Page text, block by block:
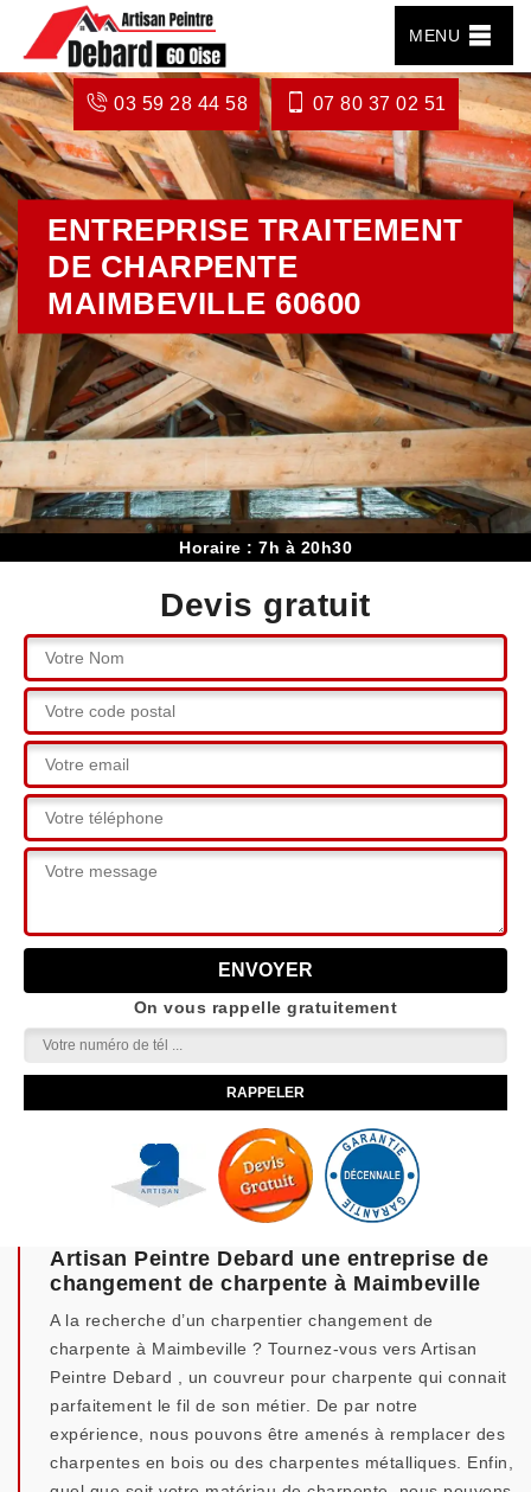
MENU
03 59 28 44 58 07 80 37 02 51
ENTREPRISE TRAITEMENT
DE CHARPENTE
MAIMBEVILLE 60600
Horaire : 7h à 20h30
Devis gratuit
On vous rappelle gratuitement
Artisan Peintre Debard une entreprise de
changement de charpente à Maimbeville
A la recherche d’un charpentier changement de
charpente à Maimbeville ? Tournez-vous vers Artisan
Peintre Debard , un couvreur pour charpente qui connait
parfaitement le fil de son métier. De par notre
expérience, nous pouvons être amenés à remplacer des
charpentes en bois ou des charpentes métalliques. Enfin,